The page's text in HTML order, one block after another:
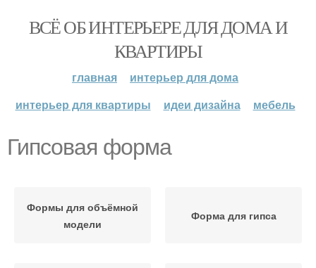
ВСЁ ОБ ИНТЕРЬЕРЕ ДЛЯ ДОМА И
КВАРТИРЫ
главная
интерьер для дома
интерьер для квартиры
идеи дизайна мебель
Гипсовая форма
Формы для объёмной
модели
Форма для гипса